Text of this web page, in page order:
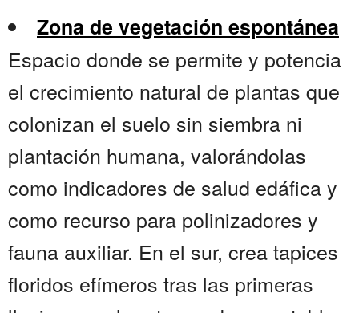
Zona de vegetación espontánea
Espacio donde se permite y potencia
el crecimiento natural de plantas que
colonizan el suelo sin siembra ni
plantación humana, valorándolas
como indicadores de salud edáfica y
como recurso para polinizadores y
fauna auxiliar. En el sur, crea tapices
floridos efímeros tras las primeras